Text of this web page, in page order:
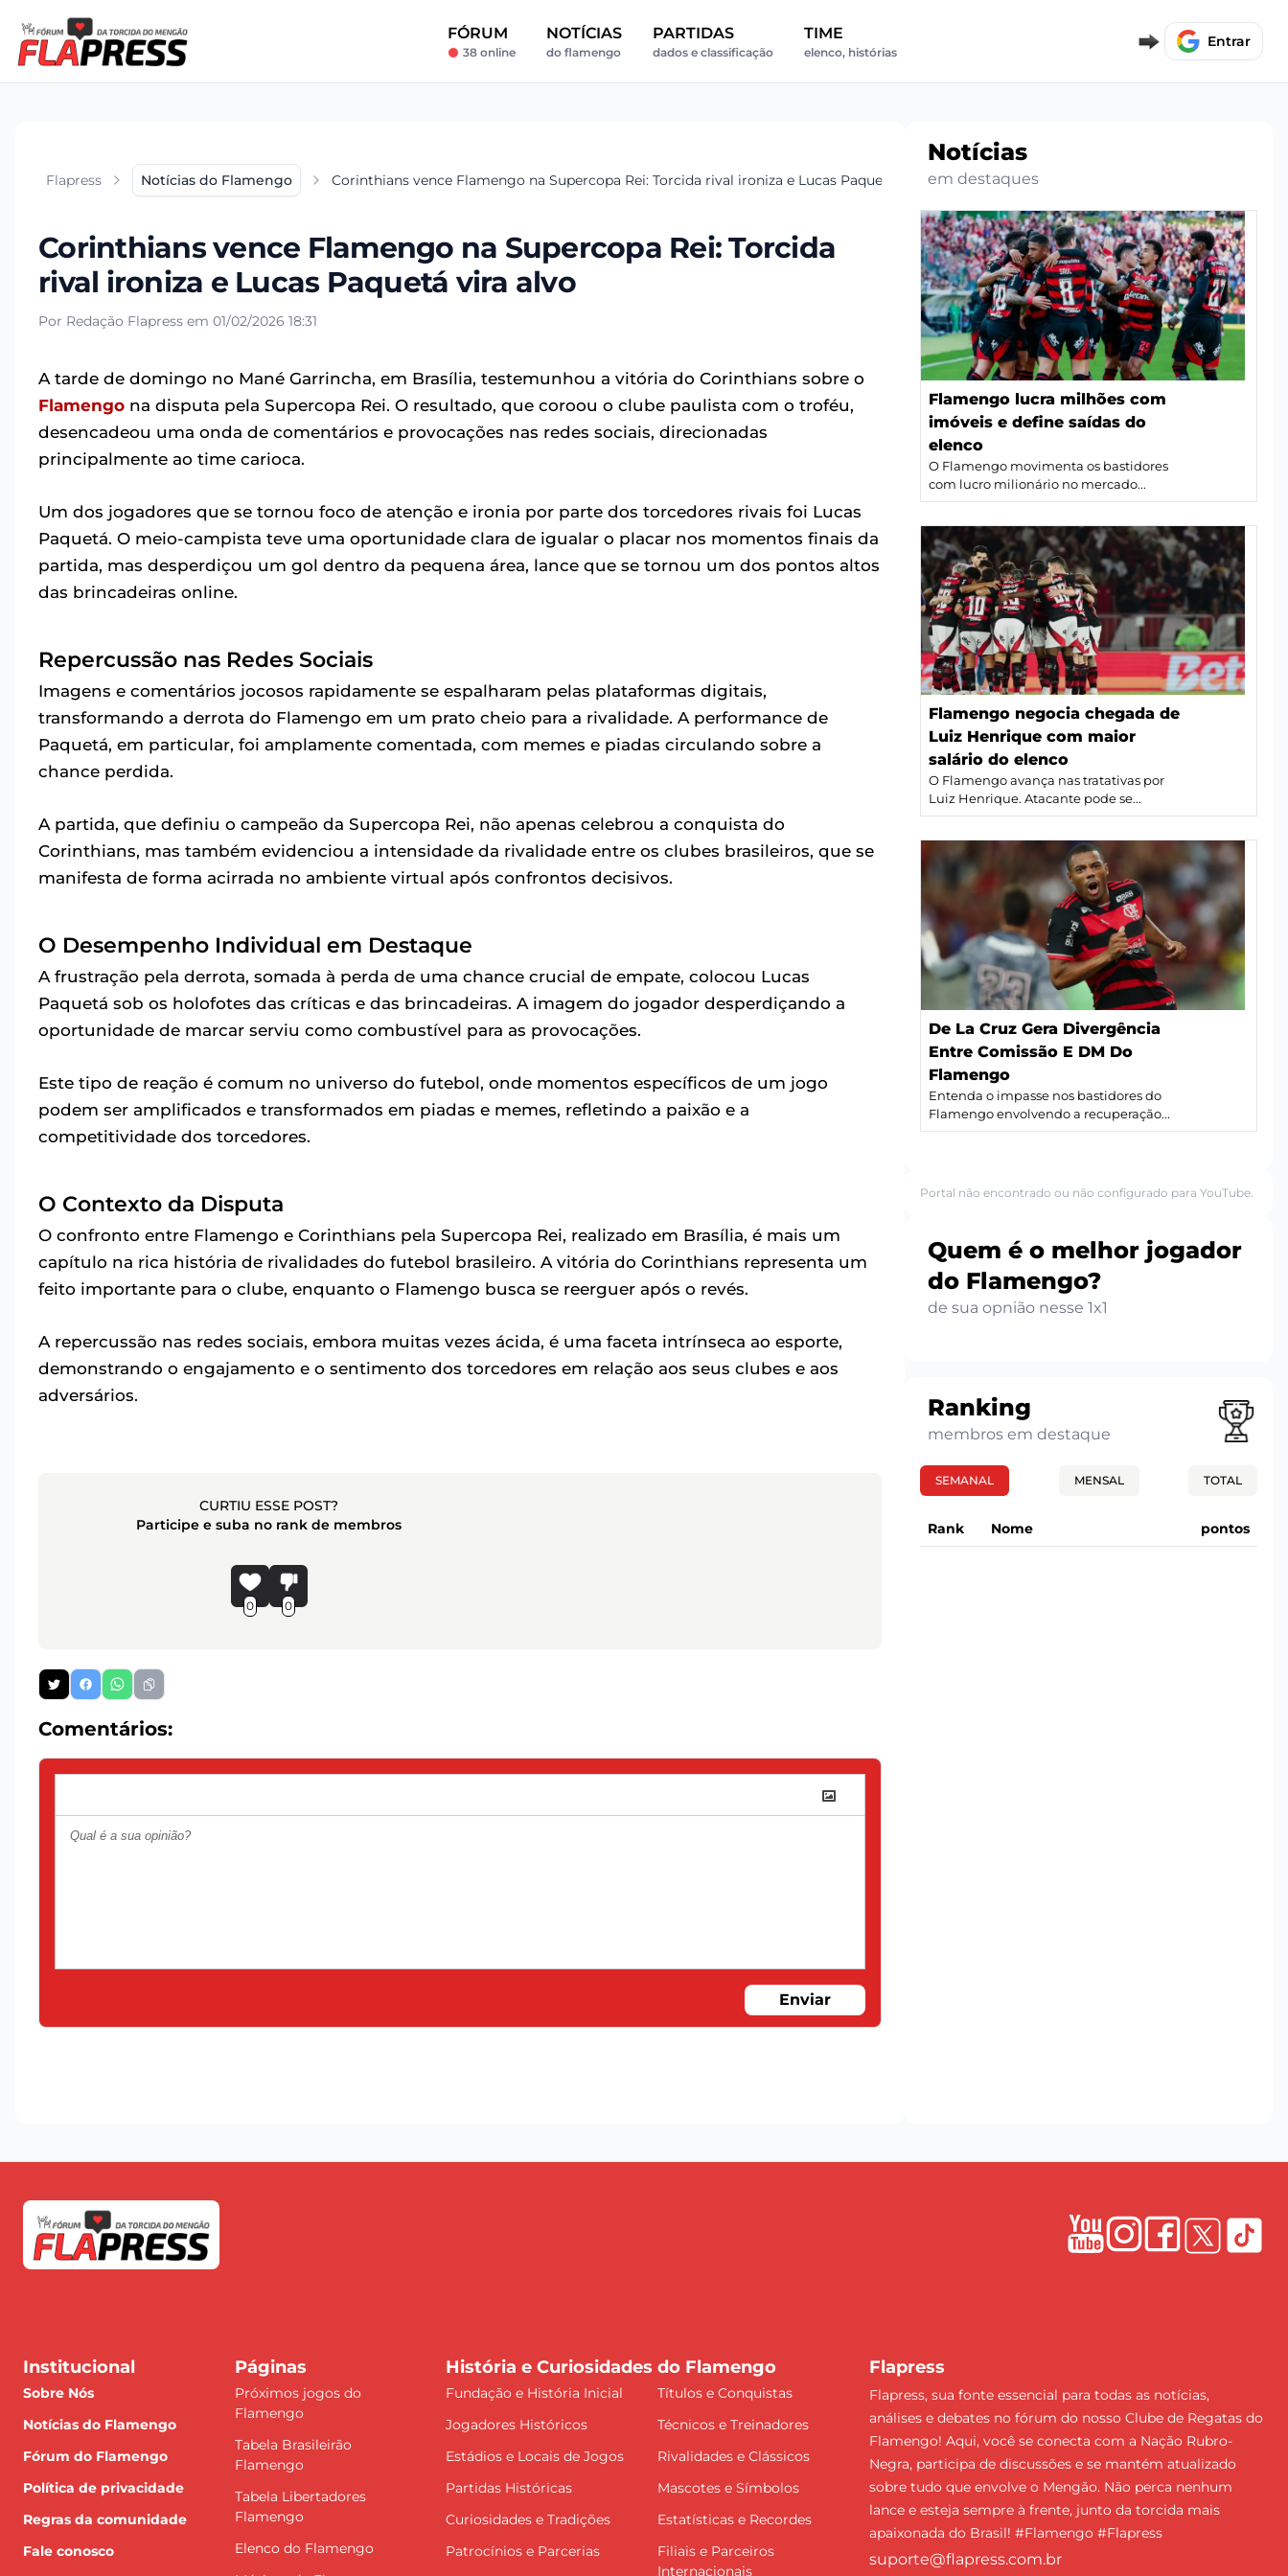
FÓRUM
38 online
NOTÍCIAS
do flamengo
PARTIDAS
dados e classificação
TIME
elenco, histórias
Entrar
Flapress Notícias do Flamengo Corinthians vence Flamengo na Supercopa Rei: Torcida rival ironiza e Lucas Paquetá vira alvo
Corinthians vence Flamengo na Supercopa Rei: Torcida
rival ironiza e Lucas Paquetá vira alvo
Por Redação Flapress em 01/02/2026 18:31
A tarde de domingo no Mané Garrincha, em Brasília, testemunhou a vitória do Corinthians sobre o
Flamengo na disputa pela Supercopa Rei. O resultado, que coroou o clube paulista com o troféu,
desencadeou uma onda de comentários e provocações nas redes sociais, direcionadas
principalmente ao time carioca.
Um dos jogadores que se tornou foco de atenção e ironia por parte dos torcedores rivais foi Lucas
Paquetá. O meio-campista teve uma oportunidade clara de igualar o placar nos momentos finais da
partida, mas desperdiçou um gol dentro da pequena área, lance que se tornou um dos pontos altos
das brincadeiras online.
Repercussão nas Redes Sociais
Imagens e comentários jocosos rapidamente se espalharam pelas plataformas digitais,
transformando a derrota do Flamengo em um prato cheio para a rivalidade. A performance de
Paquetá, em particular, foi amplamente comentada, com memes e piadas circulando sobre a
chance perdida.
A partida, que definiu o campeão da Supercopa Rei, não apenas celebrou a conquista do
Corinthians, mas também evidenciou a intensidade da rivalidade entre os clubes brasileiros, que se
manifesta de forma acirrada no ambiente virtual após confrontos decisivos.
O Desempenho Individual em Destaque
A frustração pela derrota, somada à perda de uma chance crucial de empate, colocou Lucas
Paquetá sob os holofotes das críticas e das brincadeiras. A imagem do jogador desperdiçando a
oportunidade de marcar serviu como combustível para as provocações.
Este tipo de reação é comum no universo do futebol, onde momentos específicos de um jogo
podem ser amplificados e transformados em piadas e memes, refletindo a paixão e a
competitividade dos torcedores.
O Contexto da Disputa
O confronto entre Flamengo e Corinthians pela Supercopa Rei, realizado em Brasília, é mais um
capítulo na rica história de rivalidades do futebol brasileiro. A vitória do Corinthians representa um
feito importante para o clube, enquanto o Flamengo busca se reerguer após o revés.
A repercussão nas redes sociais, embora muitas vezes ácida, é uma faceta intrínseca ao esporte,
demonstrando o engajamento e o sentimento dos torcedores em relação aos seus clubes e aos
adversários.
CURTIU ESSE POST?
Participe e suba no rank de membros
0 0
Comentários:
Enviar
Notícias
em destaques
Flamengo lucra milhões com
imóveis e define saídas do
elenco
O Flamengo movimenta os bastidores
com lucro milionário no mercado...
Flamengo negocia chegada de
Luiz Henrique com maior
salário do elenco
O Flamengo avança nas tratativas por
Luiz Henrique. Atacante pode se...
De La Cruz Gera Divergência
Entre Comissão E DM Do
Flamengo
Entenda o impasse nos bastidores do
Flamengo envolvendo a recuperação...
Portal não encontrado ou não configurado para YouTube.
Quem é o melhor jogador
do Flamengo?
de sua opnião nesse 1x1
Ranking
membros em destaque
SEMANAL MENSAL TOTAL
Rank Nome pontos
Institucional
Sobre Nós
Notícias do Flamengo
Fórum do Flamengo
Política de privacidade
Regras da comunidade
Fale conosco
Páginas
Próximos jogos do
Flamengo
Tabela Brasileirão
Flamengo
Tabela Libertadores
Flamengo
Elenco do Flamengo
História e Curiosidades do Flamengo
Fundação e História Inicial
Títulos e Conquistas
Jogadores Históricos
Técnicos e Treinadores
Estádios e Locais de Jogos
Rivalidades e Clássicos
Partidas Históricas
Mascotes e Símbolos
Curiosidades e Tradições
Estatísticas e Recordes
Patrocínios e Parcerias
Filiais e Parceiros
Internacionais
Flapress
Flapress, sua fonte essencial para todas as notícias,
análises e debates no fórum do nosso Clube de Regatas do
Flamengo! Aqui, você se conecta com a Nação Rubro-
Negra, participa de discussões e se mantém atualizado
sobre tudo que envolve o Mengão. Não perca nenhum
lance e esteja sempre à frente, junto da torcida mais
apaixonada do Brasil! #Flamengo #Flapress
suporte@flapress.com.br